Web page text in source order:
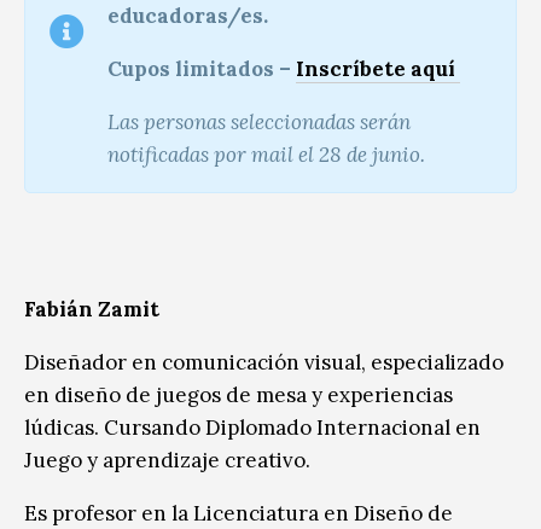
educadoras/es.
Cupos limitados – Inscríbete aquí
Las personas seleccionadas serán
notificadas por mail el 28 de junio.
Fabián Zamit
Diseñador en comunicación visual, especializado
en diseño de juegos de mesa y experiencias
lúdicas. Cursando Diplomado Internacional en
Juego y aprendizaje creativo.
Es profesor en la Licenciatura en Diseño de